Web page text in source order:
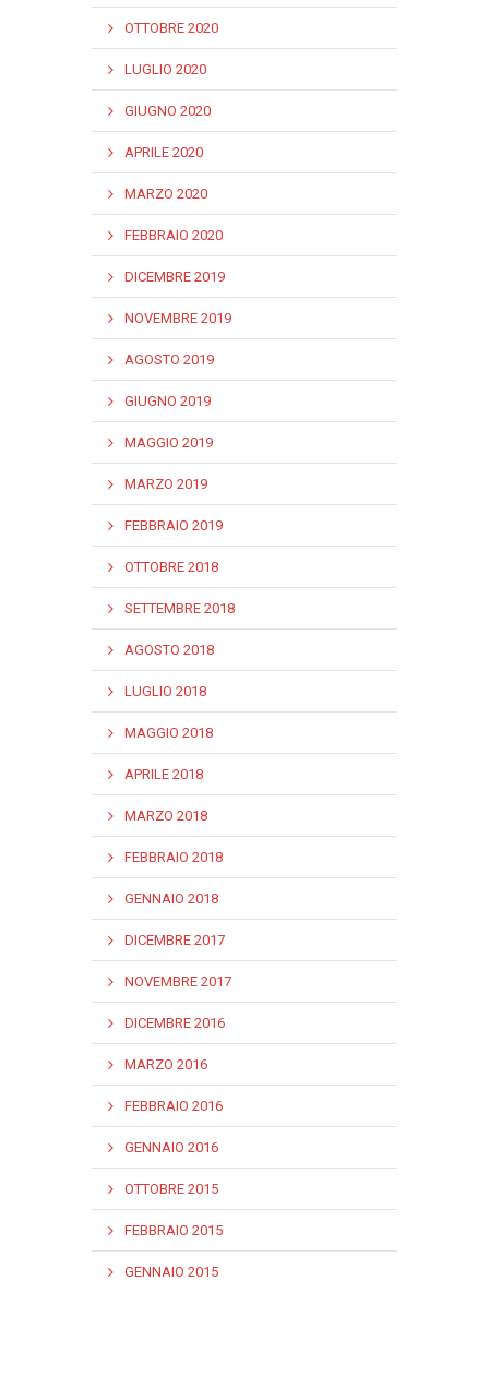
OTTOBRE 2020
LUGLIO 2020
GIUGNO 2020
APRILE 2020
MARZO 2020
FEBBRAIO 2020
DICEMBRE 2019
NOVEMBRE 2019
AGOSTO 2019
GIUGNO 2019
MAGGIO 2019
MARZO 2019
FEBBRAIO 2019
OTTOBRE 2018
SETTEMBRE 2018
AGOSTO 2018
LUGLIO 2018
MAGGIO 2018
APRILE 2018
MARZO 2018
FEBBRAIO 2018
GENNAIO 2018
DICEMBRE 2017
NOVEMBRE 2017
DICEMBRE 2016
MARZO 2016
FEBBRAIO 2016
GENNAIO 2016
OTTOBRE 2015
FEBBRAIO 2015
GENNAIO 2015